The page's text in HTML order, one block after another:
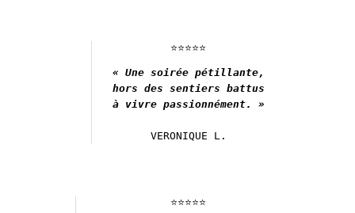
⭐️⭐️⭐️⭐️⭐️
« Une soirée pétillante,
hors des sentiers battus
à vivre passionnément. »
VERONIQUE L.
⭐️⭐️⭐️⭐️⭐️
CHAMBRES & SUITES
🆕 KARAOKÉ BOX